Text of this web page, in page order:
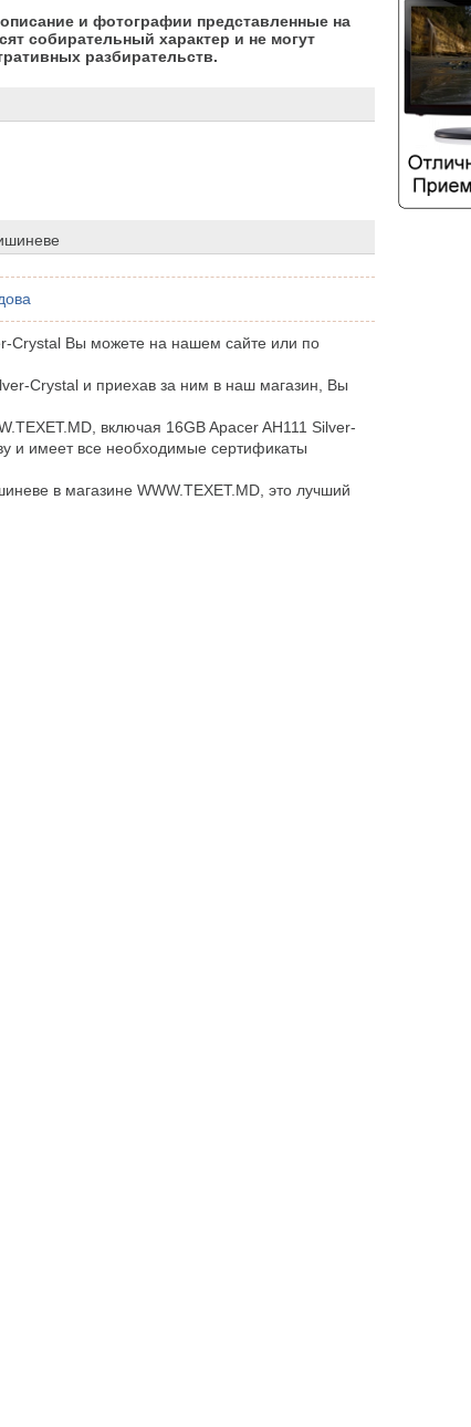
и фотографии представленные на
собирательный характер и не могут
разбирательств.
Crystal Вы можете на нашем сайте или по
Crystal и приехав за ним в наш магазин, Вы
включая 16GB Apacer AH111 Silver-
и имеет все необходимые сертификаты
в магазине WWW.TEXET.MD, это лучший